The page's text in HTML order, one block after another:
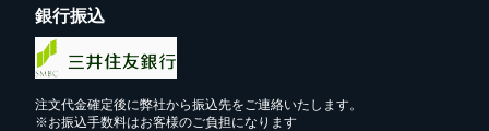
銀行振込
注文代金確定後に弊社から振込先をご連絡いたします。
※お振込手数料はお客様のご負担になります